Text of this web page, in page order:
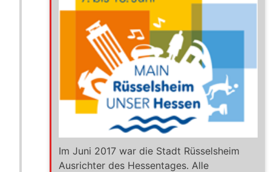
Im Juni 2017 war die Stadt Rüsselsheim
Ausrichter des Hessentages. Alle